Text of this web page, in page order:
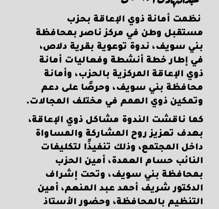
نظمت أمانة ذوي الإعاقة بحزب
مستقبل وطن في مركز ناصر بمحافظة
بني سويف، ندوة توعوية بقرية دلاص،
في إطار خطة أنشطة وفعاليات أمانة
ذوي الإعاقة المركزية بالحزب، وأمانة
محافظة بني سويف، وحرصًا على دعم
وتمكين ذوي الهمم في مختلف المجالات.
كما ناقشت الندوة مشاكل ذوي الإعاقة،
بهدف تعزيز روح المشاركة والمساواة
داخل المجتمع، وذلك تنفيذًا لتكليفات
النائب حسام العمدة، أمين الحزب
بمحافظة بني سويف، وتحت إشراف
الدكتور شريف أحمد عبد المنعم، أمين
التنظيم بالمحافظة، وحضور الأستاذ